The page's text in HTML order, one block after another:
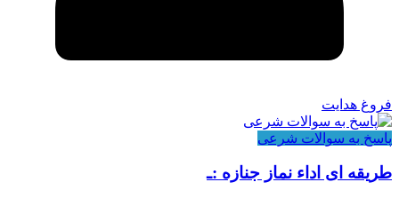
فروغ هدایت
پاسخ به سوالات شرعی
طریقه ای اداء نماز جنازه :ـ